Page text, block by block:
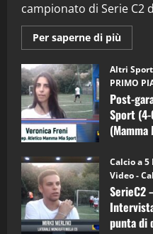
campionato di Serie C2
Per saperne di più
Post-
gara
Melia
–
Mia
Sport
6)
–
a
mister
Arturo
Altri Sport
PRIMO
Post-
Sport
Calcio a
Video -
SerieC2
punta di
2 28/04/
3
(Martedi
21/04/
4
(Martedi
15/04/